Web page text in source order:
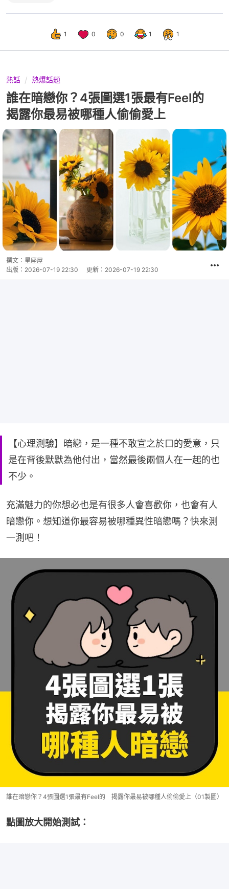
1 0 0 1 1
熱話 熱爆話題
誰在暗戀你？4張圖選1張最有Feel的
揭露你最易被哪種人偷偷愛上
撰文： 星座屋
出版： 2026-07-19 22:30 更新： 2026-07-19 22:30
【心理測驗】暗戀，是一種不敢宣之於口的愛意，只
是在背後默默為他付出，當然最後兩個人在一起的也
不少。
充滿魅力的你想必也是有很多人會喜歡你，也會有人
暗戀你。想知道你最容易被哪種異性暗戀嗎？快來測
一測吧！
誰在暗戀你？4張圖選1張最有Feel的 揭露你最易被哪種人偷偷愛上（01製圖）
點圖放大開始測試：